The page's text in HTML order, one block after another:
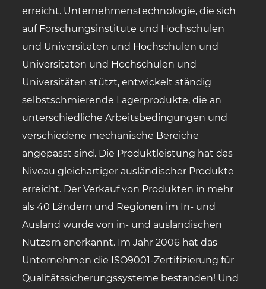
erreicht. Unternehmenstechnologie, die sich
auf Forschungsinstitute und Hochschulen
und Universitäten und Hochschulen und
Universitäten und Hochschulen und
Universitäten stützt, entwickelt ständig
selbstschmierende Lagerprodukte, die an
unterschiedliche Arbeitsbedingungen und
verschiedene mechanische Bereiche
angepasst sind. Die Produktleistung hat das
Niveau gleichartiger ausländischer Produkte
erreicht. Der Verkauf von Produkten in mehr
als 40 Ländern und Regionen im In- und
Ausland wurde von in- und ausländischen
Nutzern anerkannt. Im Jahr 2006 hat das
Unternehmen die ISO9001-Zertifizierung für
Qualitätssicherungssysteme bestanden! Und